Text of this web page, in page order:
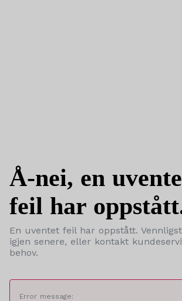
Å-nei, en
feil har
En uventet feil har oppstått.
igjen senere, eller kontakt
behov.
Error message: